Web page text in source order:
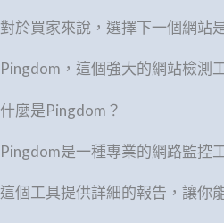
對於買家來說，選擇下一個網站
Pingdom，這個強大的網站檢測
什麼是Pingdom？
Pingdom是一種專業的網路監控
這個工具提供詳細的報告，讓你